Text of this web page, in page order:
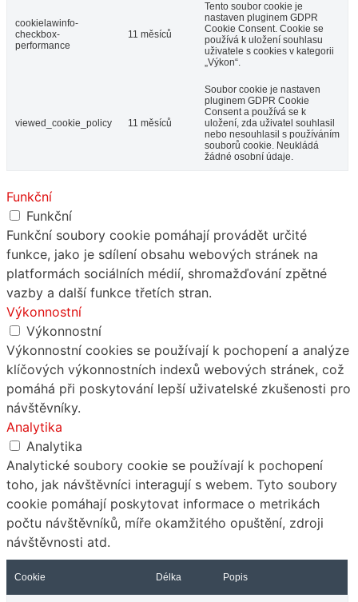
cookielawinfo-
checkbox-
performance
11 měsíců
Tento soubor cookie je
nastaven pluginem GDPR
Cookie Consent. Cookie se
používá k uložení souhlasu
uživatele s cookies v kategorii
„Výkon“.
viewed_cookie_policy 11 měsíců
Soubor cookie je nastaven
pluginem GDPR Cookie
Consent a používá se k
uložení, zda uživatel souhlasil
nebo nesouhlasil s používáním
souborů cookie. Neukládá
žádné osobní údaje.
Funkční
Funkční
Funkční soubory cookie pomáhají provádět určité
funkce, jako je sdílení obsahu webových stránek na
platformách sociálních médií, shromažďování zpětné
vazby a další funkce třetích stran.
Výkonnostní
Výkonnostní
Výkonnostní cookies se používají k pochopení a analýze
klíčových výkonnostních indexů webových stránek, což
pomáhá při poskytování lepší uživatelské zkušenosti pro
návštěvníky.
Analytika
Analytika
Analytické soubory cookie se používají k pochopení
toho, jak návštěvníci interagují s webem. Tyto soubory
cookie pomáhají poskytovat informace o metrikách
počtu návštěvníků, míře okamžitého opuštění, zdroji
návštěvnosti atd.
Cookie Délka Popis